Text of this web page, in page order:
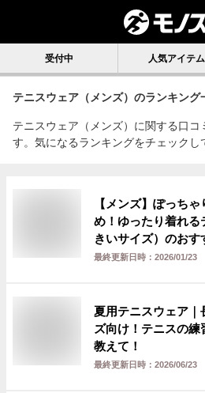
受付中 人気アイテム
テニスウェア（メンズ） のランキング
テニスウェア（メンズ）に関する口
す。気になるランキングをチェックし
【メンズ】ぽっち
め！ゆったり着れる
きいサイズ）のおす
最終更新日時： 2026/01/23
夏用テニスウェア｜
ズ向け！テニスの
教えて！
最終更新日時： 2026/06/23